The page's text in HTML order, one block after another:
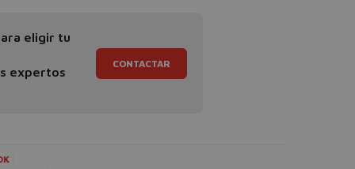
eligir tu
expertos
CONTACTAR